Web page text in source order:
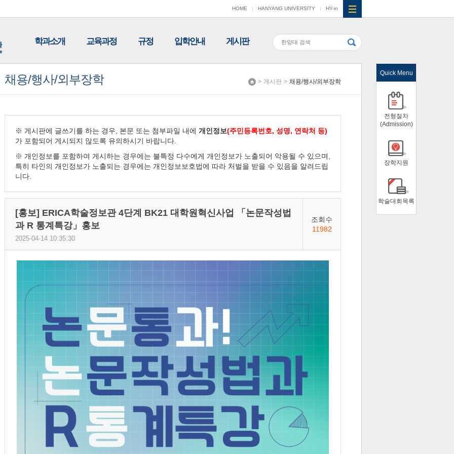
학과소개 교육과정 규정 입학안내 게시판
HOME HANYANG UNIVERSITY HY-in
> 게시판 > 채용/행사/외부장학
채용/행사/외부장학
※ 게시판에 글쓰기를 하는 경우, 본문 또는 첨부파일 내에 개인정보(주민등록번호, 성명, 연락처 등)
가 포함되어 게시되지 않도록 유의하시기 바랍니다.
※ 개인정보를 포함하여 게시하는 경우에는 불특정 다수에게 개인정보가 노출되어 악용될 수 있으며,
특히 타인의 개인정보가 노출되는 경우에는 개인정보보호법에 따라 처벌을 받을 수 있음을 알려드립
니다.
[홍보] ERICA학술정보관 4단계 BK21 대학원혁신사업 「논문작성법
과 R 통계특강」홍보
2025-04-14 10:35:30
조회수
11982
Quick Menu
전형절차
(Admission)
장학지원
학술대회목록